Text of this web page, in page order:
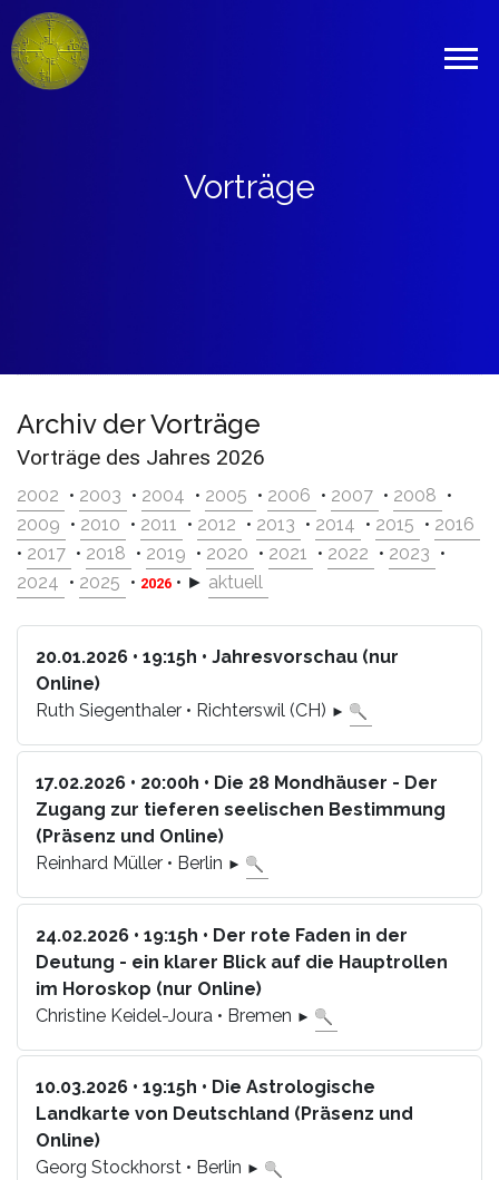
Vorträge
Archiv der Vorträge
Vorträge des Jahres 2026
2002 • 2003 • 2004 • 2005 • 2006 • 2007 • 2008 •
2009 • 2010 • 2011 • 2012 • 2013 • 2014 • 2015 • 2016
• 2017 • 2018 • 2019 • 2020 • 2021 • 2022 • 2023 •
2024 • 2025 • 2026 • ► aktuell
20.01.2026 • 19:15h • Jahresvorschau (nur
Online)
Ruth Siegenthaler • Richterswil (CH) ►
17.02.2026 • 20:00h • Die 28 Mondhäuser - Der
Zugang zur tieferen seelischen Bestimmung
(Präsenz und Online)
Reinhard Müller • Berlin ►
24.02.2026 • 19:15h • Der rote Faden in der
Deutung - ein klarer Blick auf die Hauptrollen
im Horoskop (nur Online)
Christine Keidel-Joura • Bremen ►
10.03.2026 • 19:15h • Die Astrologische
Landkarte von Deutschland (Präsenz und
Online)
Georg Stockhorst • Berlin ►